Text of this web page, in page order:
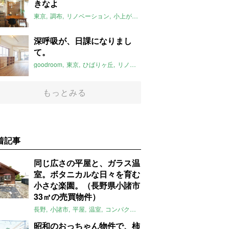
きなよ
東京 調布 リノベーション 小上がり
深呼吸が、日課になりまし
て。
goodroom 東京 ひばりヶ丘 リノベーション
もっとみる
記事
同じ広さの平屋と、ガラス温
室。ボタニカルな日々を育む
小さな楽園。（長野県小諸市
33㎡の売買物件）
長野 小諸市 平屋 温室 コンパクト
昭和のおっちゃん物件で、柿